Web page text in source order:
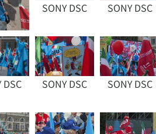
DSC
SONY DSC SONY DSC
DSC SONY DSC SONY DSC